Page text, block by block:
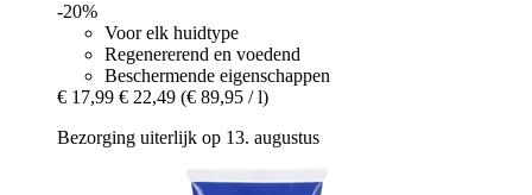
-20%
Voor elk huidtype
Regenererend en voedend
Beschermende eigenschappen
€ 17,99 € 22,49 (€ 89,95 / l)
Bezorging uiterlijk op 13. augustus